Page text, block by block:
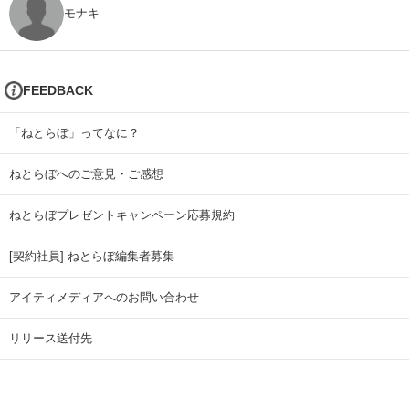
モナキ
FEEDBACK
「ねとらぼ」ってなに？
ねとらぼへのご意見・ご感想
ねとらぼプレゼントキャンペーン応募規約
[契約社員] ねとらぼ編集者募集
アイティメディアへのお問い合わせ
リリース送付先